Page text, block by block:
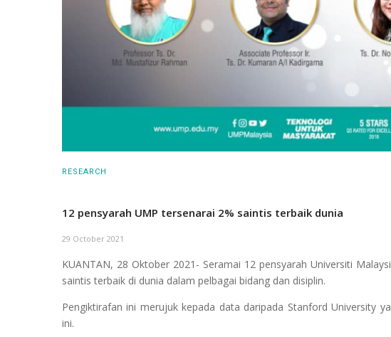
RESEARCH
12 pensyarah UMP tersenarai 2% saintis terbaik dunia
29 October 2021
KUANTAN, 28 Oktober 2021- Seramai 12 pensyarah Universiti
saintis terbaik di dunia dalam pelbagai bidang dan disiplin.
Pengiktirafan ini merujuk kepada data daripada Stanford University
ini.